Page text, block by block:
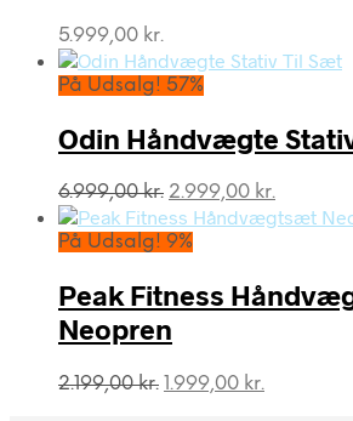
5.999,00 kr.
På Udsalg! 57%
Odin Håndvægte
6.999,00kr. Den
oprindelige
pris
6.999,00 kr..
2.999,00 kr.
aktuelle
2.999,00
På Udsalg! 9%
Peak Fitness
Neopren
2.199,00kr. Den
1.999,00 kr.